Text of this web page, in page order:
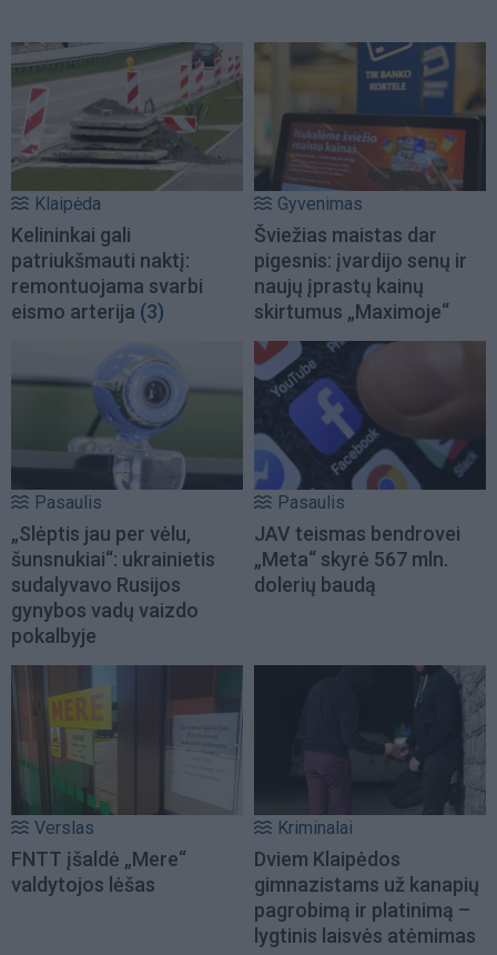
Klaipėda
Kelininkai gali
patriukšmauti naktį:
remontuojama svarbi
eismo arterija (3)
Gyvenimas
Šviežias maistas dar
pigesnis: įvardijo senų ir
naujų įprastų kainų
skirtumus „Maximoje“
Pasaulis
„Slėptis jau per vėlu,
šunsnukiai“: ukrainietis
sudalyvavo Rusijos
gynybos vadų vaizdo
pokalbyje
Pasaulis
JAV teismas bendrovei
„Meta“ skyrė 567 mln.
dolerių baudą
Verslas
FNTT įšaldė „Mere“
valdytojos lėšas
Kriminalai
Dviem Klaipėdos
gimnazistams už kanapių
pagrobimą ir platinimą –
lygtinis laisvės atėmimas